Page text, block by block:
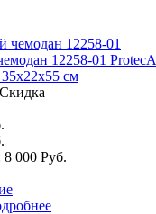
12258-01 ProtecA
35x22x55 см
000 Руб.